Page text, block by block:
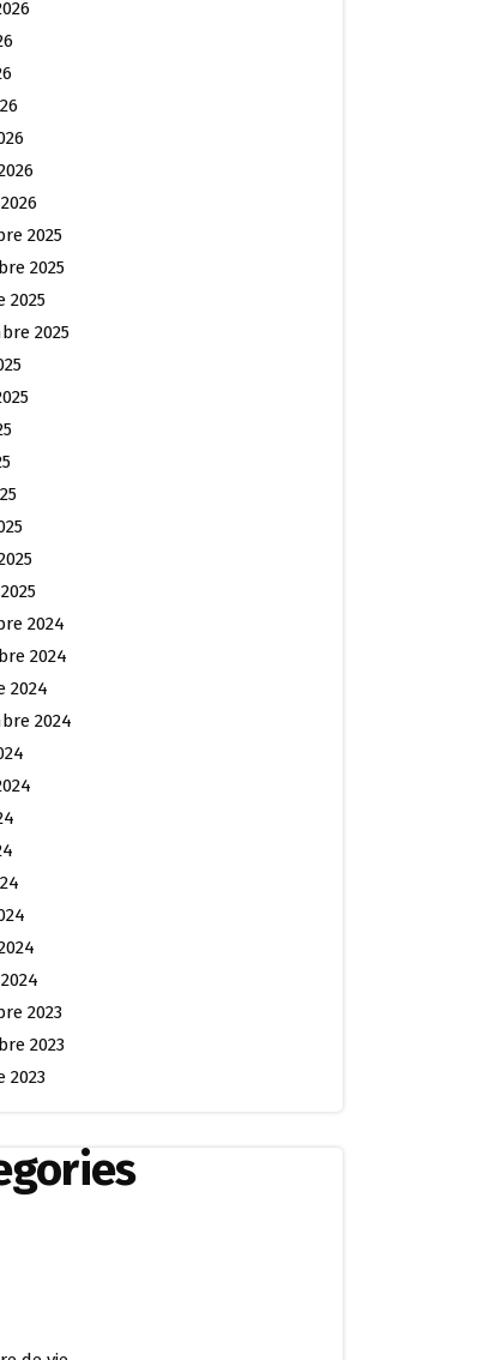
2025
2025
2025
2025
2024
2024
2024
2024
2023
2023
2023